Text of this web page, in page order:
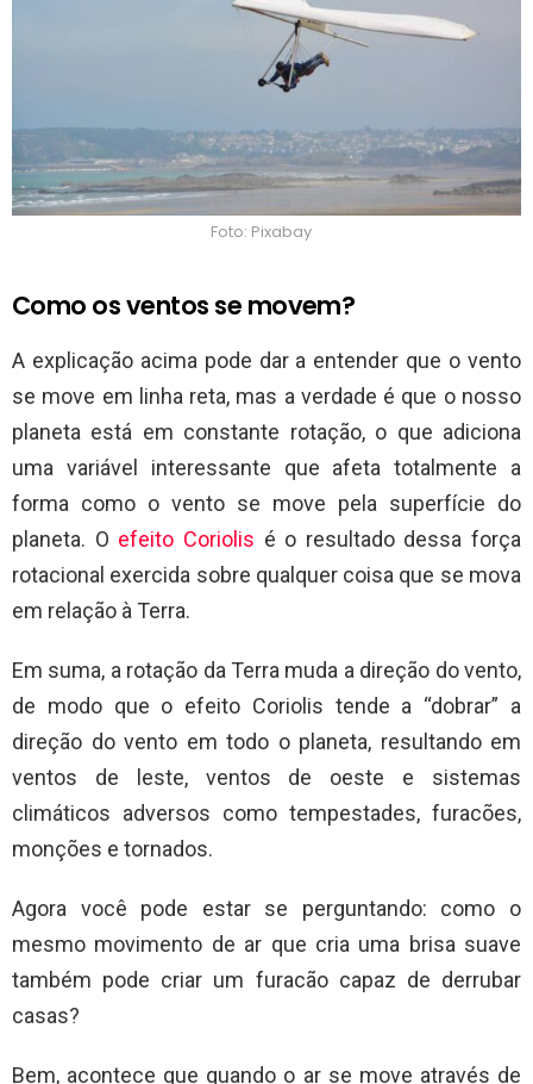
Foto: Pixabay
Como os ventos se movem?
A explicação acima pode dar a entender que o vento
se move em linha reta, mas a verdade é que o nosso
planeta está em constante rotação, o que adiciona
uma variável interessante que afeta totalmente a
forma como o vento se move pela superfície do
planeta. O efeito Coriolis é o resultado dessa força
rotacional exercida sobre qualquer coisa que se mova
em relação à Terra.
Em suma, a rotação da Terra muda a direção do vento,
de modo que o efeito Coriolis tende a “dobrar” a
direção do vento em todo o planeta, resultando em
ventos de leste, ventos de oeste e sistemas
climáticos adversos como tempestades, furacões,
monções e tornados.
Agora você pode estar se perguntando: como o
mesmo movimento de ar que cria uma brisa suave
também pode criar um furacão capaz de derrubar
casas?
Bem, acontece que quando o ar se move através de